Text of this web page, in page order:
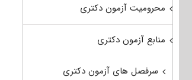
محرومیت آزمون دکتری
منابع آزمون دکتری
سرفصل های آزمون دکتری